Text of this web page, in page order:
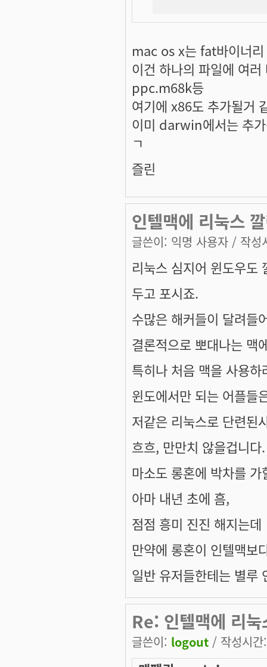
mac os x는 fat바이너리
이건 하나의 파일에 여
ppc.m68k등
여기에 x86도 추가될거
이미 darwin에서는 추
ㄱ
즐린
인텔맥에 리눅스
글쓴이: 익명 사용자 / 작성
리눅스 심지어 윈도우도
두고 포시죠.
수많은 해커들이 달려들
결론적으로 뽀대나는 맥
특히나 처음 맥을 사용
윈도에서만 되는 어플들
저같은 리눅스로 단련된
흐흐, 만만치 않을겁니다.
마소도 롱혼에 박차를 가
아마 내년 초에 흠,
점점 흥미 진진 해지는데
만약에 롱혼이 인텔맥보
일반 유저들한테는 별루
Re: 인텔맥에 리
글쓴이: logout / 작성시